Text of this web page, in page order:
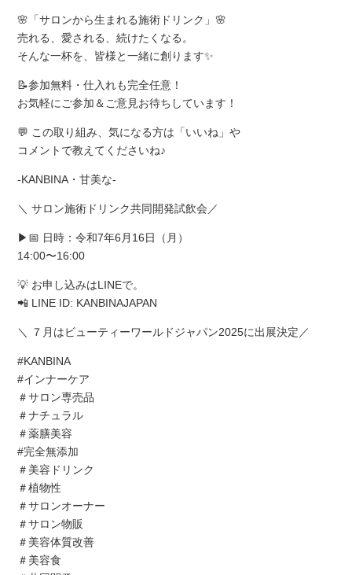
🌸「サロンから生まれる施術ドリンク」🌸
売れる、愛される、続けたくなる。
そんな一杯を、皆様と一緒に創ります✨
📝参加無料・仕入れも完全任意！
お気軽にご参加＆ご意見お待ちしています！
💬 この取り組み、気になる方は「いいね」や
コメントで教えてくださいね♪
-KANBINA・甘美な-
＼ サロン施術ドリンク共同開発試飲会／
▶︎📅 日時：令和7年6月16日（月）
14:00〜16:00
💡 お申し込みはLINEで。
📲 LINE ID: KANBINAJAPAN
＼ ７月はビューティーワールドジャパン2025に出展決定／
#KANBINA
#インナーケア
＃サロン専売品
＃ナチュラル
＃薬膳美容
#完全無添加
＃美容ドリンク
＃植物性
＃サロンオーナー
＃サロン物販
＃美容体質改善
＃美容食